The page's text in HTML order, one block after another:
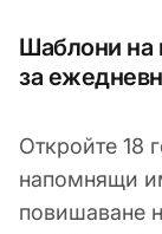
Шаблони на
за
Откройте 18
напомнящи
повишаване